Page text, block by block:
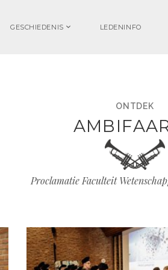
GESCHIEDENIS LEDENINFO
ONTDEK
Proclamatie Faculteit